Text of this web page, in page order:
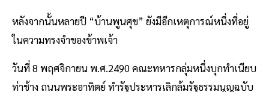
หลังจากนั้นหลายปี “บ้านพูนศุข” ยังมีอีกเหตุการณ์หนึ่งที่อยู่
ในความทรงจำของข้าพเจ้า
วันที่ 8 พฤศจิกายน พ.ศ.2490 คณะทหารกลุ่มหนึ่งบุกทำเนียบ
ท่าช้าง ถนนพระอาทิตย์ ทำรัฐประหารเลิกล้มรัฐธรรมนูญฉบับ